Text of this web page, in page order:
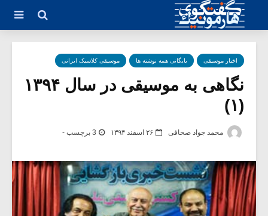
اخبار موسیقی بایگانی همه نوشته ها موسیقی کلاسیک ایرانی
نگاهی به موسیقی در سال ۱۳۹۴
(۱)
محمد جواد صحافی ۲۶ اسفند ۱۳۹۴ 3 برچسب -